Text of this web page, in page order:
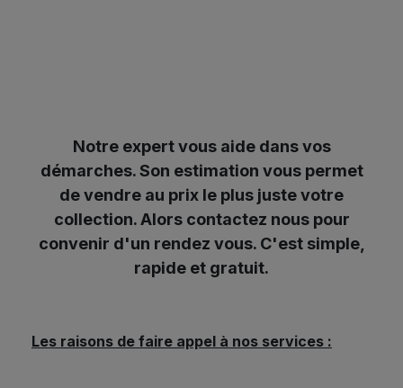
Notre expert vous aide dans vos
démarches. Son estimation vous permet
de vendre au prix le plus juste votre
collection. Alors contactez nous pour
convenir d'un rendez vous. C'est simple,
rapide et gratuit.
Les raisons de faire appel à nos services :